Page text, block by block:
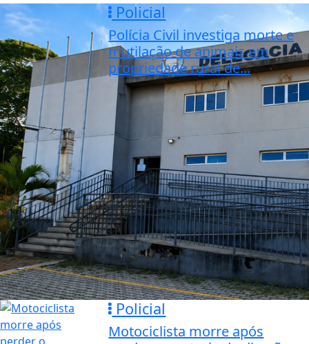
Policial
Polícia Civil investiga morte e
mutilação de animais em
propriedade rural de...
Policial
Motociclista morre após